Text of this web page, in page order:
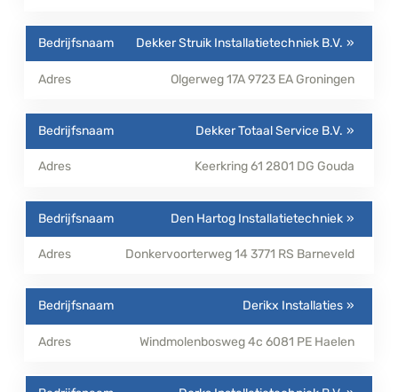
Dekker Struik Installatietechniek B.V.
Olgerweg 17A9723 EA Groningen
Dekker Totaal Service B.V.
Keerkring 61 2801 DG Gouda
Den Hartog Installatietechniek
Donkervoorterweg 14 3771 RS Barneveld
Derikx Installaties
Windmolenbosweg 4c 6081 PE Haelen